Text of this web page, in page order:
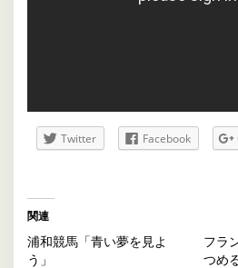
Twitter Facebook
関連
浦和競馬「青い夢を見よ
う」
フラ
つめ